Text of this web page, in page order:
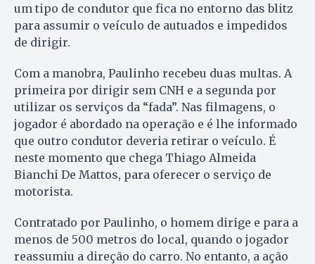
um tipo de condutor que fica no entorno das blitz
para assumir o veículo de autuados e impedidos
de dirigir.
Com a manobra, Paulinho recebeu duas multas. A
primeira por dirigir sem CNH e a segunda por
utilizar os serviços da “fada”. Nas filmagens, o
jogador é abordado na operação e é lhe informado
que outro condutor deveria retirar o veículo. É
neste momento que chega Thiago Almeida
Bianchi De Mattos, para oferecer o serviço de
motorista.
Contratado por Paulinho, o homem dirige e para a
menos de 500 metros do local, quando o jogador
reassumiu a direção do carro. No entanto, a ação